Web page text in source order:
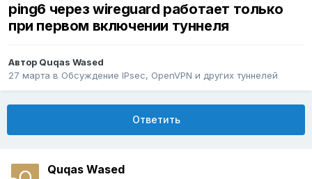
ping6 через wireguard работает только
при первом включении туннеля
Автор Quqas Wased
27 марта в Обсуждение IPsec, OpenVPN и других туннелей
Ответить
Quqas Wased